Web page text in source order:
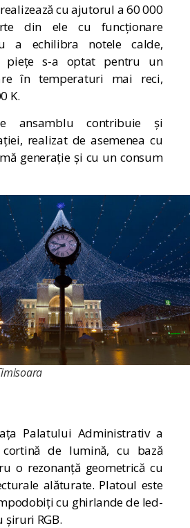
cu ajutorul a 60 000
din ele cu funcționare
a echilibra notele calde,
piețe s-a optat pentru un
în temperaturi mai reci,
K.
ansamblu contribuie și
realizat de asemenea cu
generație și cu un consum
Palatului Administrativ a
de lumină, cu bază
o rezonanță geometrică cu
alăturate. Platoul este
cu ghirlande de led-
șiruri RGB.